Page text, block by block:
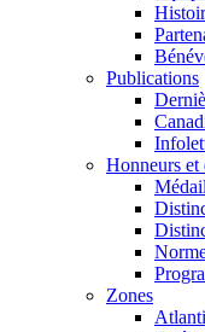
Publications
Honneurs et
Zones